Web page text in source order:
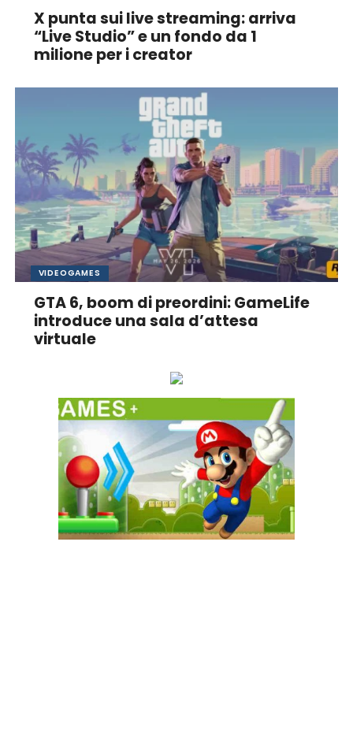
X punta sui live streaming: arriva
“Live Studio” e un fondo da 1
milione per i creator
VIDEOGAMES
GTA 6, boom di preordini: GameLife
introduce una sala d’attesa
virtuale